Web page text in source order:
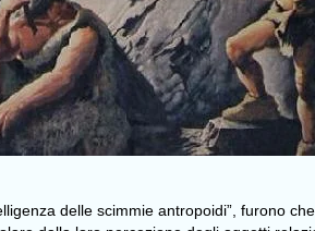
delle scimmie antropoidi”, furono